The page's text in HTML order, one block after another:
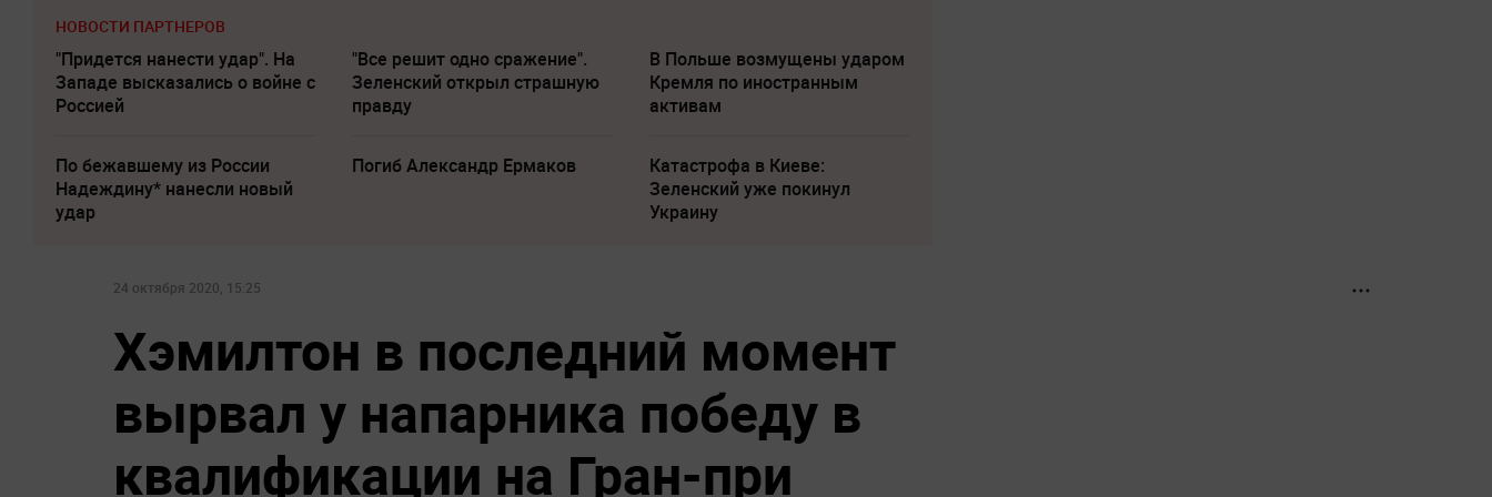
НОВОСТИ ПАРТНЕРОВ
"Придется нанести удар". На
Западе высказались о войне с
Россией
"Все решит одно сражение".
Зеленский открыл страшную
правду
В Польше возмущены ударом
Кремля по иностранным
активам
По бежавшему из России
Надеждину* нанесли новый
удар
Погиб Александр Ермаков
Катастрофа в Киеве:
Зеленский уже покинул
Украину
24 октября 2020, 15:25
Хэмилтон в последний момент
вырвал у напарника победу в
квалификации на Гран-при